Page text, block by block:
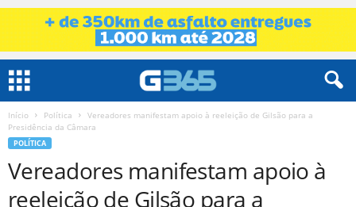
Início Política
Vereadores manifestam apoio à reeleição de Gilsão para a
Presidência da Câmara
POLÍTICA
Vereadores manifestam apoio à
reeleição de Gilsão para a